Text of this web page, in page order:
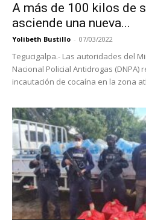
A más de 100 kilos de
asciende una nueva...
Yolibeth Bustillo - 07/03/2022
Tegucigalpa.- Las autoridades del
Nacional Policial Antidrogas (DNPA)
incautación de cocaína en la zona